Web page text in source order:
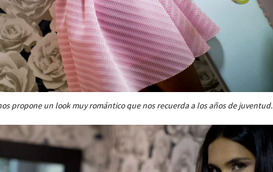
propone un look muy romántico que nos recuerda a los años de juventud.